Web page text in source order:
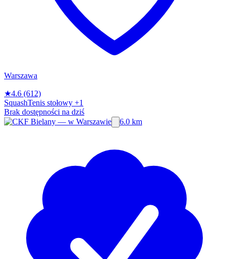
Warszawa
★4.6 (612)
SquashTenis stołowy +1
Brak dostępności na dziś
6.0 km